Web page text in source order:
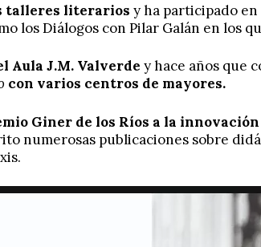
talleres literarios y ha participado
los Diálogos con Pilar Galán en los
Aula J.M. Valverde y hace años que
con varios centros de mayores.
Giner de los Ríos a la
numerosas publicaciones sobre